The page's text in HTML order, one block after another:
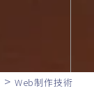
> Web制作技術